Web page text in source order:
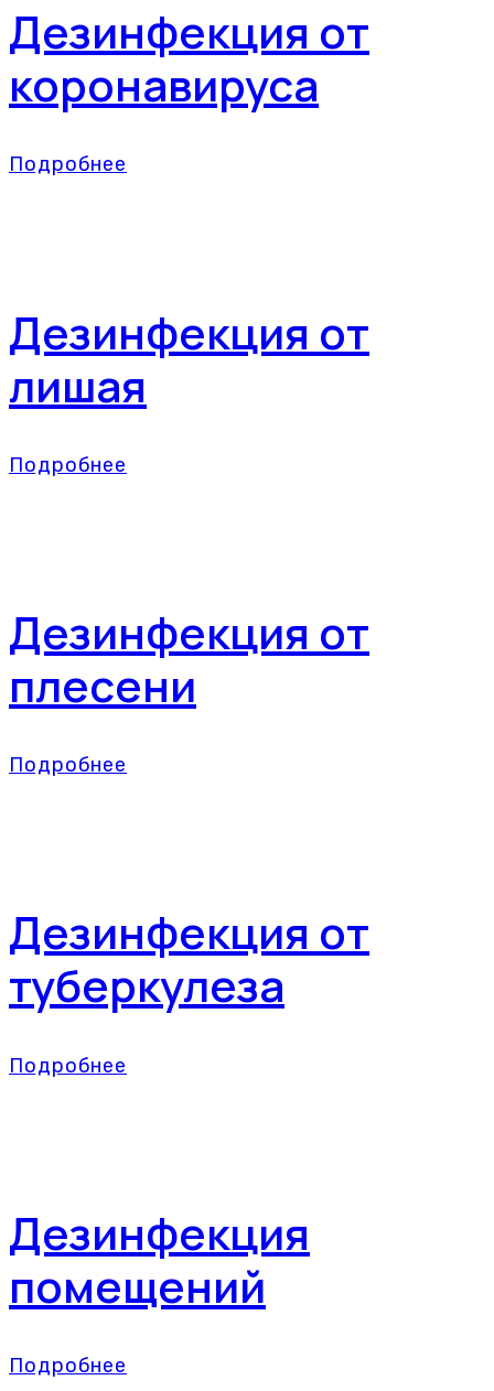
Дезинфекция от
коронавируса
Подробнее
Дезинфекция от
лишая
Подробнее
Дезинфекция от
плесени
Подробнее
Дезинфекция от
туберкулеза
Подробнее
Дезинфекция
помещений
Подробнее